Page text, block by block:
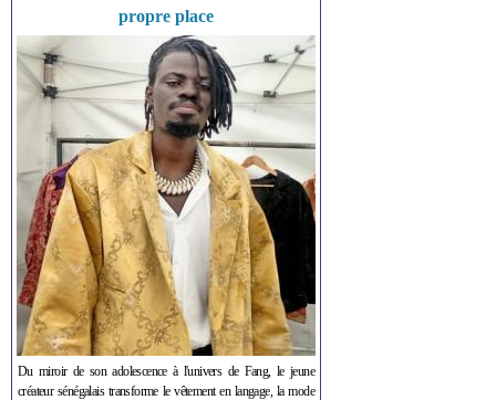
propre place
Du miroir de son adolescence à l'univers de Fang, le jeune
créateur sénégalais transforme le vêtement en langage, la mode